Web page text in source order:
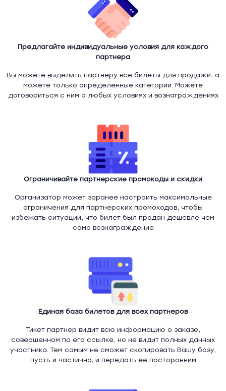
Предлагайте индивидуальные условия для каждого
партнера
Вы можете выделить партнеру все билеты для продажи, а
можете только определенные категории. Можете
договориться с ним о любых условиях и вознаграждениях
Ограничивайте партнерские промокоды и скидки
Организатор может заранее настроить максимальные
ограничения для партнерских промокодов, чтобы
избежать ситуации, что билет был продан дешевле чем
само вознаграждение
Единая база билетов для всех партнеров
Тикет партнер видит всю информацию о заказе,
совершенном по его ссылке, но не видит полных данных
участника. Тем самым не сможет скопировать Вашу базу,
пусть и частично, и передать ее посторонним